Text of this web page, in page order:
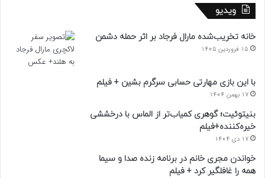
ویدیو
خانه تخریب‌شده مارال فرجاد بر اثر حمله دشمن
15 فروردین 1405
با این بازی مهارتی حسابی سرگرم بشین + فیلم
17 بهمن 1404
بنیتوئیت؛ گوهری کمیاب‌تر از الماس با درخششی
خیره‌کننده+فیلم
17 دی 1404
خواندن مجری خانم در برنامه زنده صدا و سیما
همه را غافلگیر کرد + فیلم